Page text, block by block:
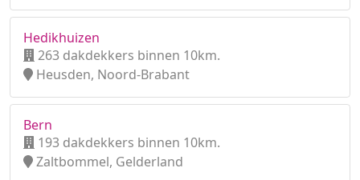
Hedikhuizen
263 dakdekkers binnen 10km.
Heusden, Noord-Brabant
Bern
193 dakdekkers binnen 10km.
Zaltbommel, Gelderland